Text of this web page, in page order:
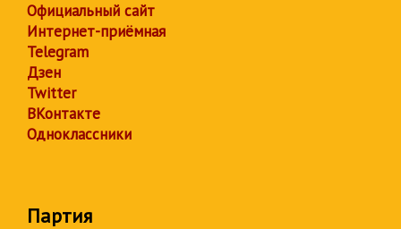
Официальный сайт
Интернет-приёмная
Telegram
Дзен
Twitter
ВКонтакте
Одноклассники
Партия